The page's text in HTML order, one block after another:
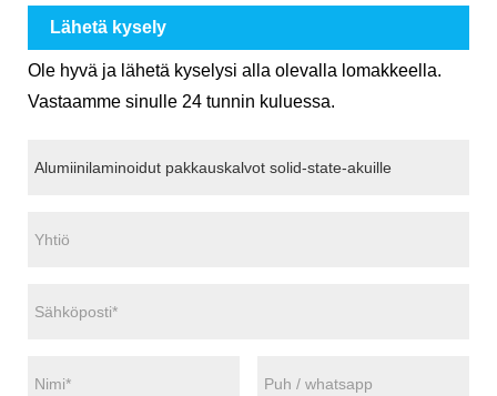
Lähetä kysely
Ole hyvä ja lähetä kyselysi alla olevalla lomakkeella.
Vastaamme sinulle 24 tunnin kuluessa.